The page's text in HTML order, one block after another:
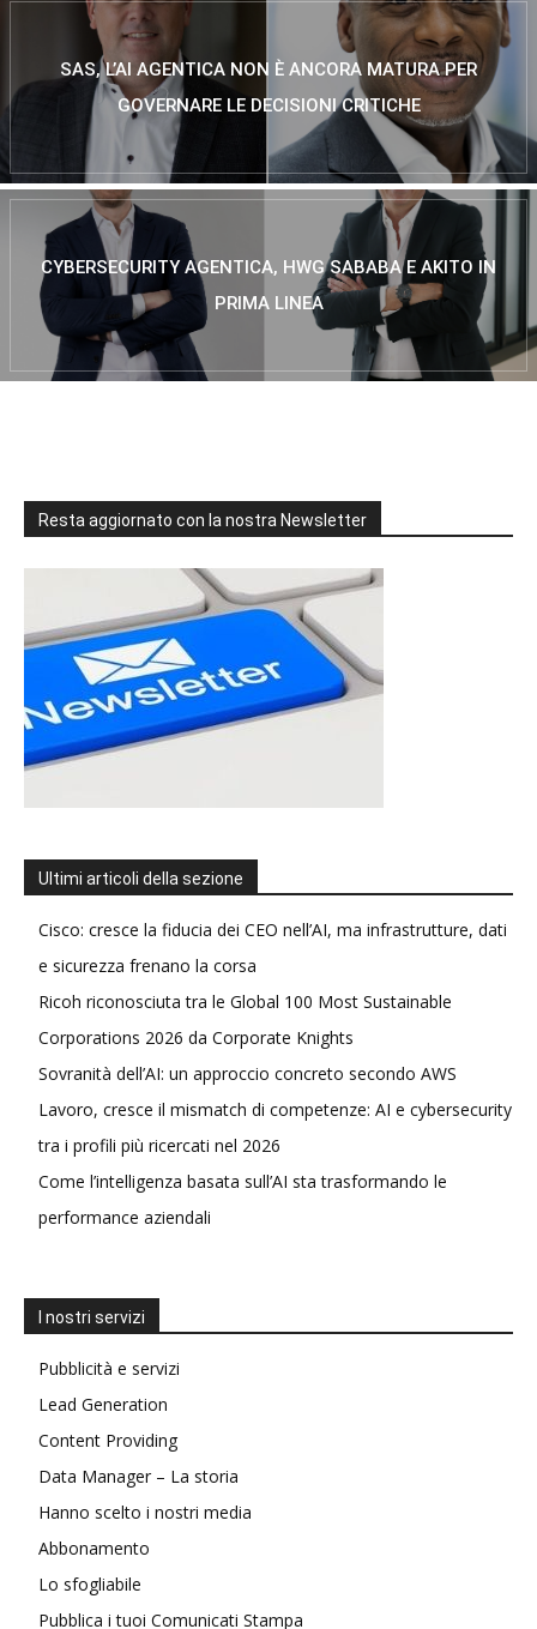
SAS, L’AI AGENTICA NON È ANCORA MATURA PER
GOVERNARE LE DECISIONI CRITICHE
CYBERSECURITY AGENTICA, HWG SABABA E AKITO IN
PRIMA LINEA
Resta aggiornato con la nostra Newsletter
Ultimi articoli della sezione
Cisco: cresce la fiducia dei CEO nell’AI, ma infrastrutture, dati
e sicurezza frenano la corsa
Ricoh riconosciuta tra le Global 100 Most Sustainable
Corporations 2026 da Corporate Knights
Sovranità dell’AI: un approccio concreto secondo AWS
Lavoro, cresce il mismatch di competenze: AI e cybersecurity
tra i profili più ricercati nel 2026
Come l’intelligenza basata sull’AI sta trasformando le
performance aziendali
I nostri servizi
Pubblicità e servizi
Lead Generation
Content Providing
Data Manager – La storia
Hanno scelto i nostri media
Abbonamento
Lo sfogliabile
Pubblica i tuoi Comunicati Stampa